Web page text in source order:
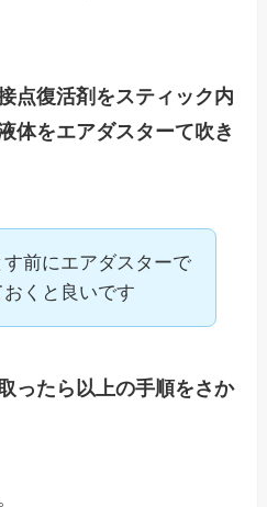
点復活剤をスティック内
体をエアダスターて吹き
前にエアダスターで
くと良いです
ったら以上の手順をさか